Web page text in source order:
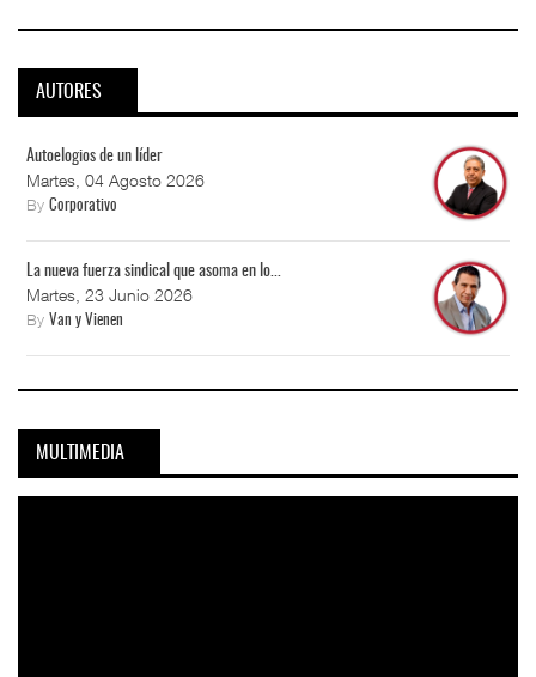
AUTORES
Autoelogios de un líder
Martes, 04 Agosto 2026
By Corporativo
La nueva fuerza sindical que asoma en lo...
Martes, 23 Junio 2026
By Van y Vienen
MULTIMEDIA